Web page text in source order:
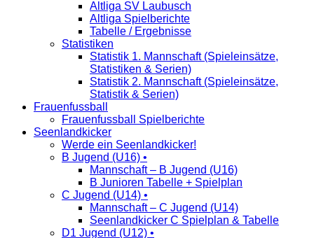
Altliga SV Laubusch
Altliga Spielberichte
Tabelle / Ergebnisse
Statistiken
Statistik 1. Mannschaft (Spieleinsätze,
Statistiken & Serien)
Statistik 2. Mannschaft (Spieleinsätze,
Statistik & Serien)
Frauenfussball
Frauenfussball Spielberichte
Seenlandkicker
Werde ein Seenlandkicker!
B Jugend (U16) •
Mannschaft – B Jugend (U16)
B Junioren Tabelle + Spielplan
C Jugend (U14) •
Mannschaft – C Jugend (U14)
Seenlandkicker C Spielplan & Tabelle
D1 Jugend (U12) •